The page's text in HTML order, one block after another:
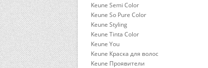
Keune Semi Color
Keune So Pure Color
Keune Styling
Keune Tinta Color
Keune You
Keune Краска для волос
Keune Проявители